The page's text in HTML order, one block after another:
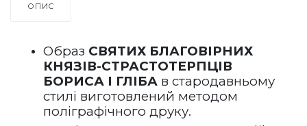
ОПИС
Образ СВЯТИХ БЛАГОВІРНИХ
КНЯЗІВ-СТРАСТОТЕРПЦІВ
БОРИСА І ГЛІБА в стародавньому
стилі виготовлений методом
поліграфічного друку.